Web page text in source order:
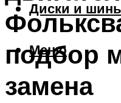
Диски и
Меню
подбор
замена